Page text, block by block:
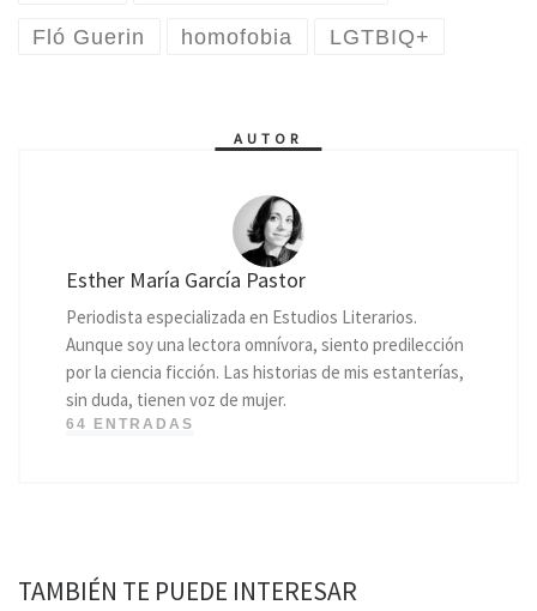
Fló Guerin homofobia LGTBIQ+
AUTOR
Esther María García Pastor
Periodista especializada en Estudios Literarios.
Aunque soy una lectora omnívora, siento predilección
por la ciencia ficción. Las historias de mis estanterías,
sin duda, tienen voz de mujer.
64 ENTRADAS
TAMBIÉN TE PUEDE INTERESAR